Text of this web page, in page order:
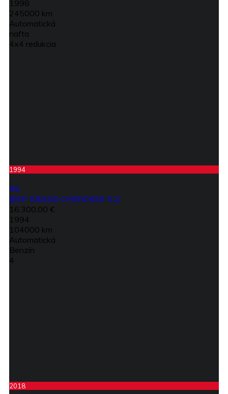
1998
245000 km
Automatická
nafta
4x4 redukcia
1994
59
JEEP GRAND CHEROKEE 5,2i
16.300,00 €
1994
104000 km
Automatická
Benzín
4
2018